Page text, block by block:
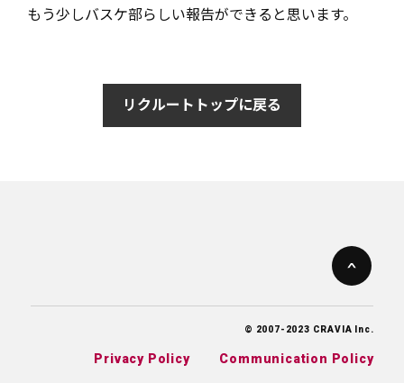
もう少しバスケ部らしい報告ができると思います。
リクルートトップに戻る
© 2007-2023 CRAVIA Inc.
Privacy Policy Communication Policy